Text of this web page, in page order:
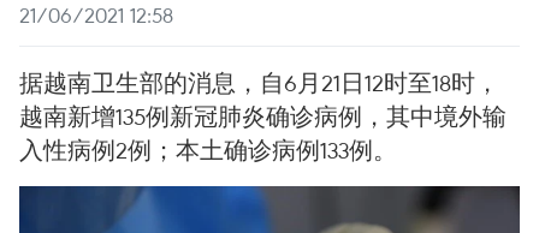
21/06/2021 12:58
据越南卫生部的消息，自6月21日12时至18时，
越南新增135例新冠肺炎确诊病例，其中境外输
入性病例2例；本土确诊病例133例。